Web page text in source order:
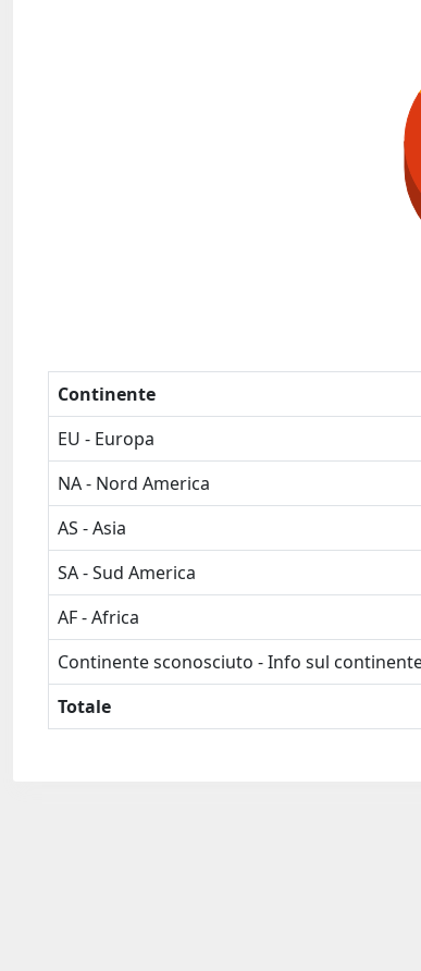
Continente
EU - Europa
NA - Nord America
AS - Asia
SA - Sud America
AF - Africa
Continente sconosciuto - Info sul
Totale